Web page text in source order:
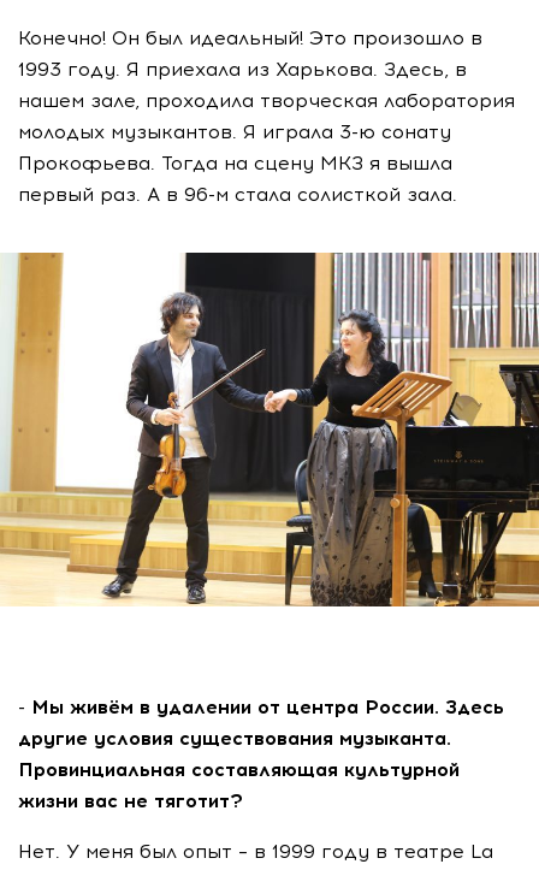
Конечно! Он был идеальный! Это произошло в
1993 году. Я приехала из Харькова. Здесь, в
нашем зале, проходила творческая лаборатория
молодых музыкантов. Я играла 3-ю сонату
Прокофьева. Тогда на сцену МКЗ я вышла
первый раз. А в 96-м стала солисткой зала.
- Мы живём в удалении от центра России. Здесь
другие условия существования музыканта.
Провинциальная составляющая культурной
жизни вас не тяготит?
Нет. У меня был опыт – в 1999 году в театре La